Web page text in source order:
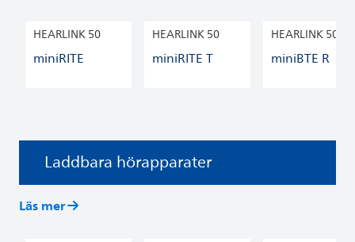
HEARLINK 50
miniRITE
HEARLINK 50
miniRITE T
HEARLINK 50
miniBTE R
Laddbara hörapparater
Läs mer